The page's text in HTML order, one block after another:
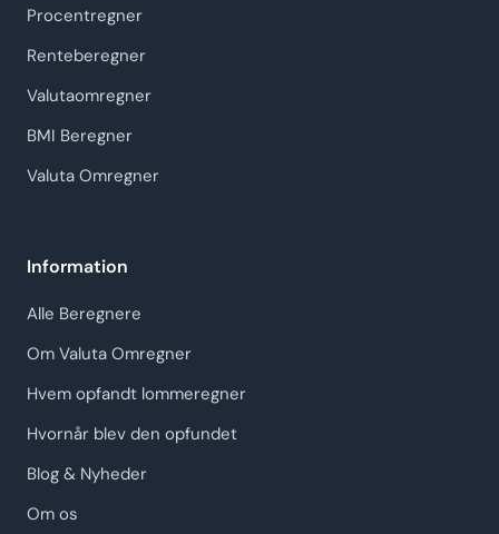
Procentregner
Renteberegner
Valutaomregner
BMI Beregner
Valuta Omregner
Information
Alle Beregnere
Om Valuta Omregner
Hvem opfandt lommeregner
Hvornår blev den opfundet
Blog & Nyheder
Om os